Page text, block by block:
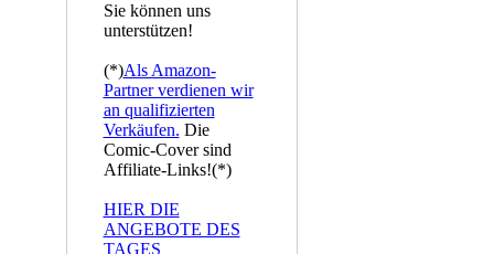
Sie können uns
unterstützen!
(*)Als Amazon-
Partner verdienen wir
an qualifizierten
Verkäufen. Die
Comic-Cover sind
Affiliate-Links!(*)
HIER DIE
ANGEBOTE DES
TAGES